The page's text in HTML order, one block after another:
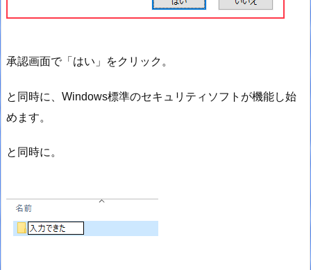
承認画面で「はい」をクリック。
と同時に、Windows標準のセキュリティソフトが機能し始
めます。
と同時に。